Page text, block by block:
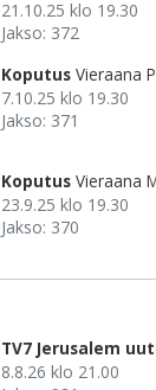
21.10.25 klo 19.30
Jakso: 372
Koputus Vieraana
7.10.25 klo 19.30
Jakso: 371
Koputus Vieraana
23.9.25 klo 19.30
Jakso: 370
TV7 Jerusalem
8.8.26 klo 21.00